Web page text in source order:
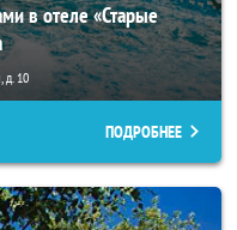
в отеле «Старые
д. 10
ПОДРОБНЕЕ